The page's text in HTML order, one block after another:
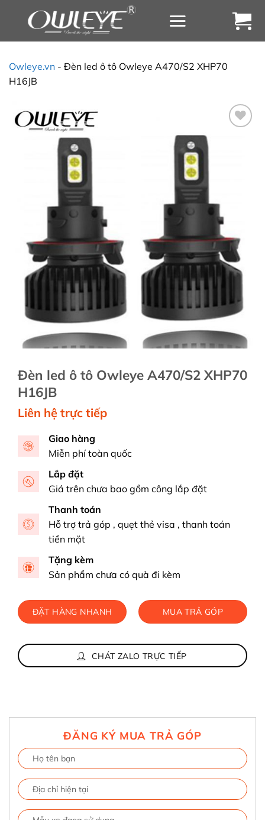
Owleye.vn - Đèn led ô tô Owleye A470/S2 XHP70
H16JB
Đèn led ô tô Owleye A470/S2 XHP70
H16JB
Liên hệ trực tiếp
Giao hàng
Miễn phí toàn quốc
Lắp đặt
Giá trên chưa bao gồm công lắp đặt
Thanh toán
Hỗ trợ trả góp , quẹt thẻ visa , thanh toán
tiền mặt
Tặng kèm
Sản phẩm chưa có quà đi kèm
ĐẶT HÀNG NHANH MUA TRẢ GÓP
CHÁT ZALO TRỰC TIẾP
ĐĂNG KÝ MUA TRẢ GÓP